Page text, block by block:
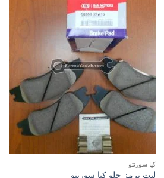
کیا سورنتو
لنت ترمز جلو کیا سورنتو